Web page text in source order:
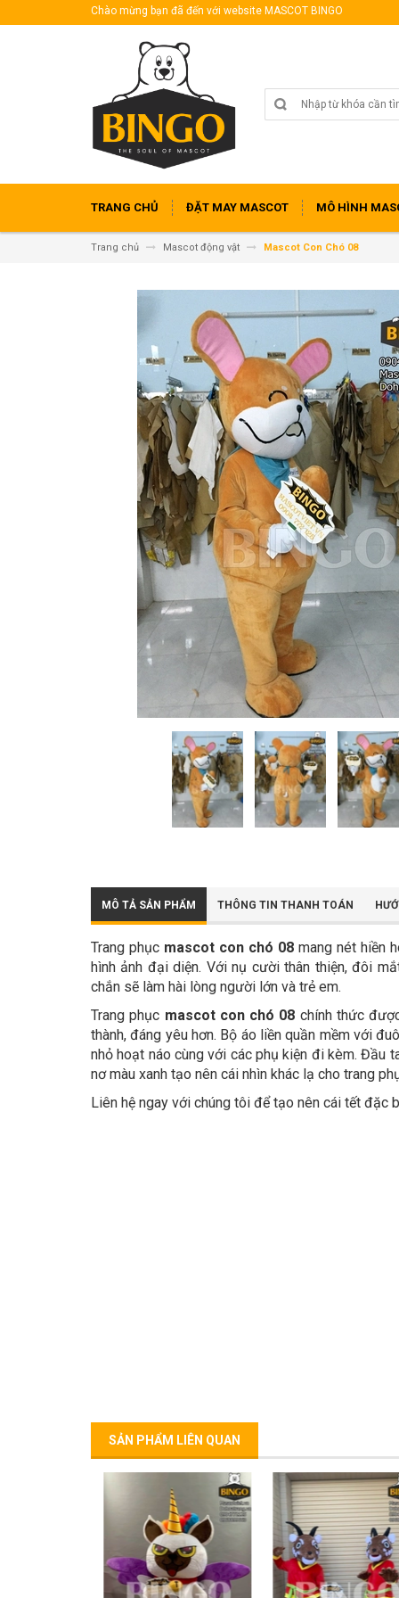
Chào mừng bạn đã đến với website MASCOT BINGO
TRANG CHỦ ĐẶT MAY MASCOT MÔ HÌNH
Trang chủ Mascot động vật Mascot Con Chó 08
MÔ TẢ SẢN PHẨM THÔNG TIN THANH TOÁN
Trang phục mascot con chó 08 mang nét hiền
hình ảnh đại diện. Với nụ cười thân thiện, đôi
chắn sẽ làm hài lòng người lớn và trẻ em.
Trang phục mascot con chó 08 chính thức
thành, đáng yêu hơn. Bộ áo liền quần mềm với
nhỏ hoạt náo cùng với các phụ kiện đi kèm. Đầu
nơ màu xanh tạo nên cái nhìn khác lạ cho trang
Liên hệ ngay với chúng tôi để tạo nên cái tết đặc
SẢN PHẨM LIÊN QUAN